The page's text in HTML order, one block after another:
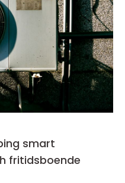
fritidsboende